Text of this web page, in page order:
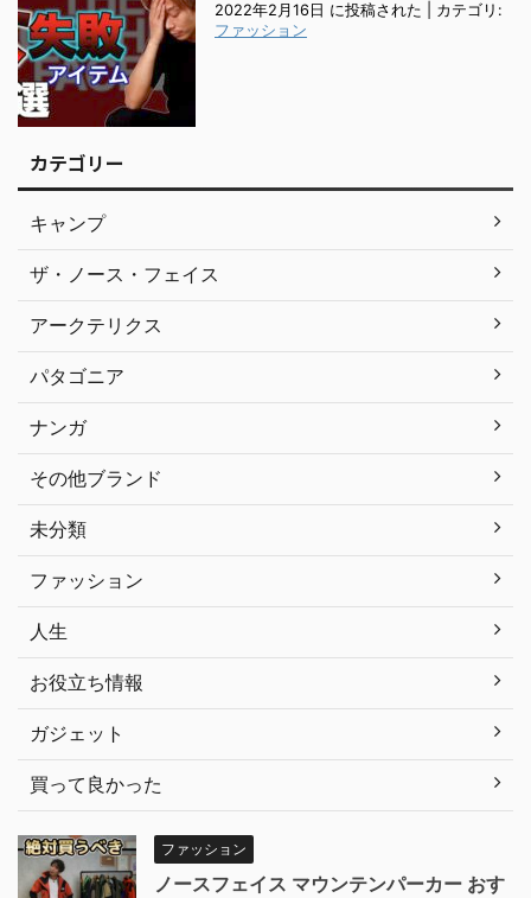
2022年2月16日 に投稿された
カテゴリ:
ファッション
カテゴリー
キャンプ
ザ・ノース・フェイス
アークテリクス
パタゴニア
ナンガ
その他ブランド
未分類
ファッション
人生
お役立ち情報
ガジェット
買って良かった
ファッション
ノースフェイス マウンテンパーカー おす